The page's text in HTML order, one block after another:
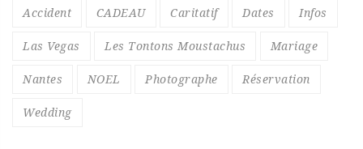
Accident CADEAU Caritatif Dates Infos
Las Vegas Les Tontons Moustachus Mariage
Nantes NOEL Photographe Réservation
Wedding